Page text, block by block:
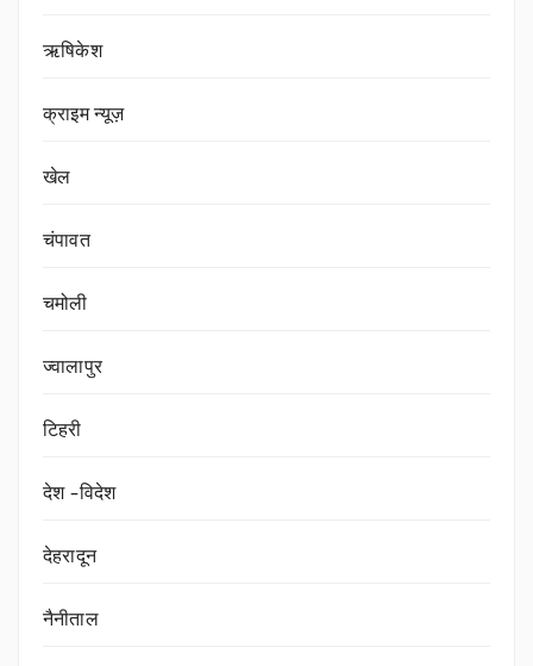
ऋषिकेश
क्राइम न्यूज़
खेल
चंपावत
चमोली
ज्वालापुर
टिहरी
देश -विदेश
देहरादून
नैनीताल